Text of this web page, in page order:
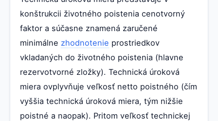
konštrukcii životného poistenia cenotvorný
faktor a súčasne znamená zaručené
minimálne zhodnotenie prostriedkov
vkladaných do životného poistenia (hlavne
rezervotvorné zložky). Technická úroková
miera ovplyvňuje veľkosť netto poistného (čím
vyššia technická úroková miera, tým nižšie
poistné a naopak). Pritom veľkosť technickej